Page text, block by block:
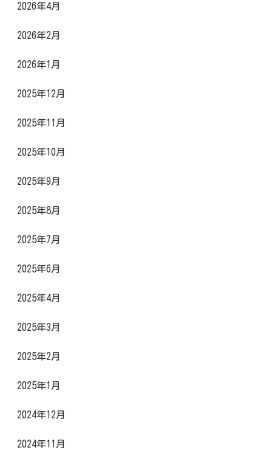
2026年4月
2026年2月
2026年1月
2025年12月
2025年11月
2025年10月
2025年9月
2025年8月
2025年7月
2025年6月
2025年4月
2025年3月
2025年2月
2025年1月
2024年12月
2024年11月